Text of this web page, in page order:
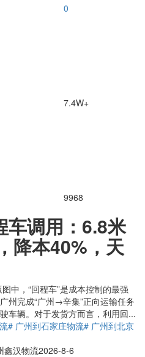
0
7.4W+
9968
车调用：6.8米
降本40%，天
中，“回程车”是成本控制的最强
州完成“广州→辛集”正向运输任务
车辆。对于发货方而言，利用回...
# 广州到石家庄物流# 广州到北京
鑫汉物流2026-8-6